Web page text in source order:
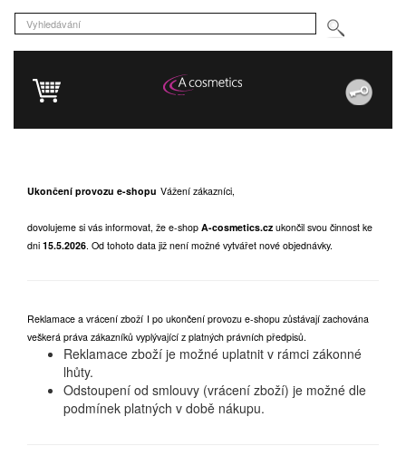
Ukončení provozu e-shopu Vážení zákazníci,
dovolujeme si vás informovat, že e-shop A-cosmetics.cz ukončil svou činnost ke
dni 15.5.2026. Od tohoto data již není možné vytvářet nové objednávky.
Reklamace a vrácení zboží I po ukončení provozu e-shopu zůstávají zachována
veškerá práva zákazníků vyplývající z platných právních předpisů.
Reklamace zboží je možné uplatnit v rámci zákonné
lhůty.
Odstoupení od smlouvy (vrácení zboží) je možné dle
podmínek platných v době nákupu.